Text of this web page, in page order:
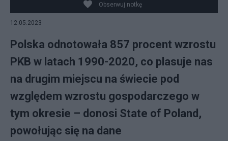
Obserwuj notkę
12.05.2023
Polska odnotowała 857 procent wzrostu
PKB w latach 1990-2020, co plasuje nas
na drugim miejscu na świecie pod
względem wzrostu gospodarczego w
tym okresie – donosi State of Poland,
powołując się na dane